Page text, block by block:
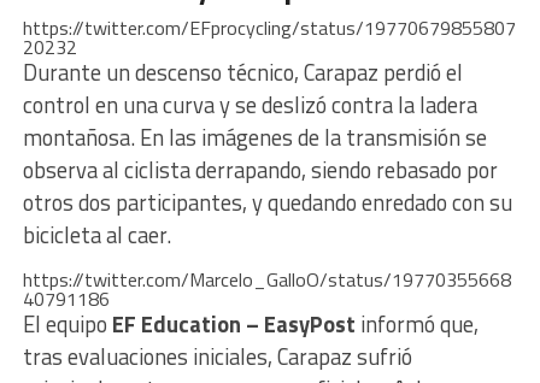
https://twitter.com/EFprocycling/status/19770679855807
20232
Durante un descenso técnico, Carapaz perdió el
control en una curva y se deslizó contra la ladera
montañosa. En las imágenes de la transmisión se
observa al ciclista derrapando, siendo rebasado por
otros dos participantes, y quedando enredado con su
bicicleta al caer.
https://twitter.com/Marcelo_GalloO/status/19770355668
40791186
El equipo EF Education – EasyPost informó que,
tras evaluaciones iniciales, Carapaz sufrió